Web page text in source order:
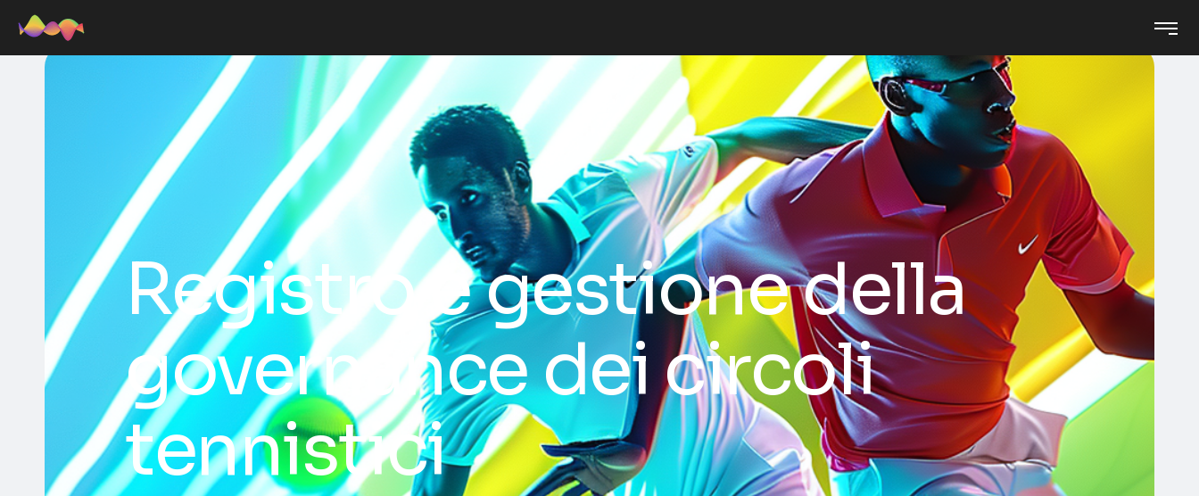
Registro e gestione della
governance dei circoli
tennistici